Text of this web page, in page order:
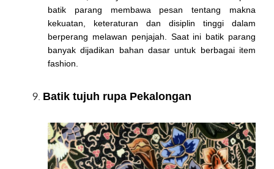
batik parang membawa pesan tentang makna
kekuatan, keteraturan dan disiplin tinggi dalam
berperang melawan penjajah. Saat ini batik parang
banyak dijadikan bahan dasar untuk berbagai item
fashion.
Batik tujuh rupa Pekalongan